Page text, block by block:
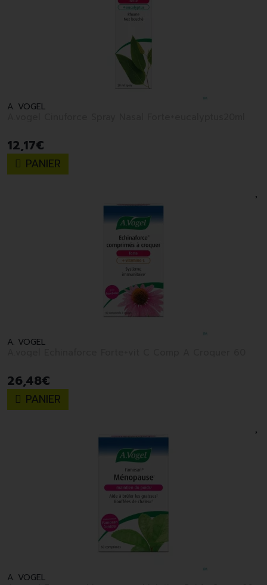
A. VOGEL
12,17€
PANIER
A. VOGEL
26,48€
PANIER
A. VOGEL